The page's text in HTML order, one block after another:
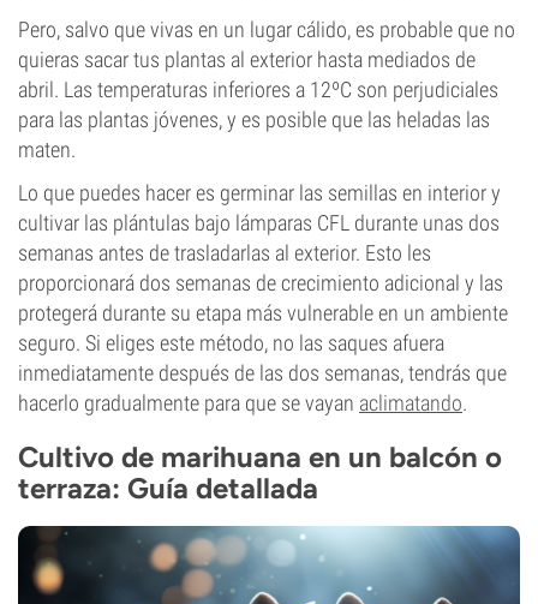
Pero, salvo que vivas en un lugar cálido, es probable que no
quieras sacar tus plantas al exterior hasta mediados de
abril. Las temperaturas inferiores a 12ºC son perjudiciales
para las plantas jóvenes, y es posible que las heladas las
maten.
Lo que puedes hacer es germinar las semillas en interior y
cultivar las plántulas bajo lámparas CFL durante unas dos
semanas antes de trasladarlas al exterior. Esto les
proporcionará dos semanas de crecimiento adicional y las
protegerá durante su etapa más vulnerable en un ambiente
seguro. Si eliges este método, no las saques afuera
inmediatamente después de las dos semanas, tendrás que
hacerlo gradualmente para que se vayan aclimatando.
Cultivo de marihuana en un balcón o
terraza: Guía detallada